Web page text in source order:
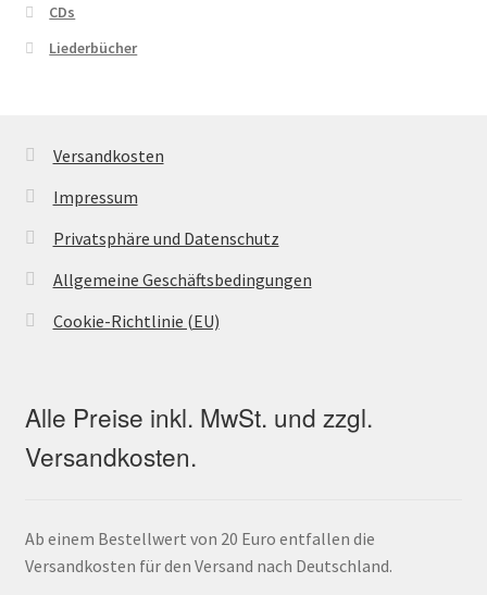
CDs
Liederbücher
Versandkosten
Impressum
Privatsphäre und Datenschutz
Allgemeine Geschäftsbedingungen
Cookie-Richtlinie (EU)
Alle Preise inkl. MwSt. und zzgl.
Versandkosten.
Ab einem Bestellwert von 20 Euro entfallen die
Versandkosten für den Versand nach Deutschland.